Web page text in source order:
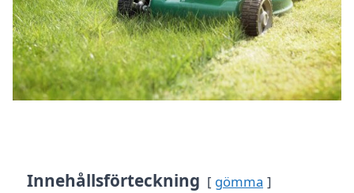
Innehållsförteckning gömma